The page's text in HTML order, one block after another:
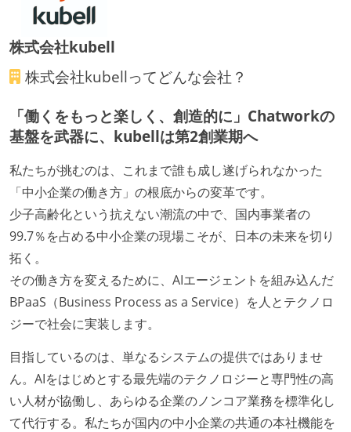
株式会社kubell
株式会社kubellってどんな会社？
「働くをもっと楽しく、創造的に」Chatworkの
基盤を武器に、kubellは第2創業期へ
私たちが挑むのは、これまで誰も成し遂げられなかった
「中小企業の働き方」の根底からの変革です。
少子高齢化という抗えない潮流の中で、国内事業者の
99.7％を占める中小企業の現場こそが、日本の未来を切り
拓く。
その働き方を変えるために、AIエージェントを組み込んだ
BPaaS（Business Process as a Service）を人とテクノロ
ジーで社会に実装します。
目指しているのは、単なるシステムの提供ではありませ
ん。AIをはじめとする最先端のテクノロジーと専門性の高
い人材が協働し、あらゆる企業のノンコア業務を標準化し
て代行する。私たちが国内の中小企業の共通の本社機能を